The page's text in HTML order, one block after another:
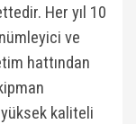
Her yıl 10
ve
hattından
kaliteli